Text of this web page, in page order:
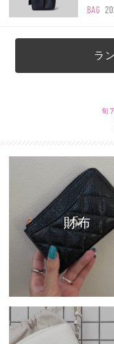
BAG
ラ
旬
財布